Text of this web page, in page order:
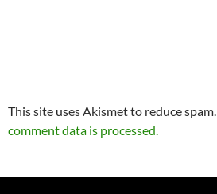
This site uses Akismet to reduce spam.
comment data is processed.